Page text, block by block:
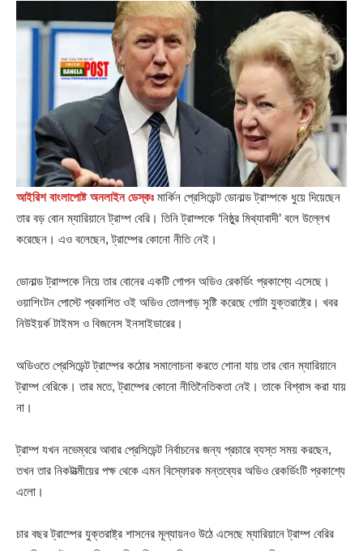
আইরিশ বাংলাপোষ্ট অনলাইন ডেস্কঃ মার্কিন প্রেসিডেন্ট ডোনাল্ড ট্রাম্পকে ধুয়ে দিয়েছেন
তার বড় বোন ম্যারিয়ানে ট্রাম্প বেরি। তিনি ট্রাম্পকে ‘নিষ্ঠুর মিথ্যাবাদী’ বলে উল্লেখ
করেছেন। এও বলেছেন, ট্রাম্পের কোনো নীতি নেই।
ডোনাল্ড ট্রাম্পকে নিয়ে তার বোনের একটি গোপন অডিও রেকর্ডিং প্রকাশ্যে এসেছে।
ওয়াশিংটন পোস্টে প্রকাশিত ওই অডিও তোলপাড় সৃষ্টি করেছে গোটা যুক্তরাষ্ট্রে। খবর
নিউইয়র্ক টাইমস ও বিজনেস ইনসাইডারের।
অডিওতে প্রেসিডেন্ট ট্রাম্পের কঠোর সমালোচনা করতে শোনা যায় তার বোন ম্যারিয়ানে
ট্রাম্প বেরিকে। তার মতে, ট্রাম্পের কোনো নীতিনৈতিকতা নেই। তাকে বিশ্বাস করা যায়
না।
ট্রাম্প যখন নভেম্বরে আবার প্রেসিডেন্ট নির্বাচনের জন্য প্রচারে ব্যস্ত সময় করছেন,
তখন তার নিকটাত্মীয়ের পক্ষ থেকে এমন বিস্ফোরক মন্তব্যের অডিও রেকর্ডিংটি প্রকাশ্যে
এলো।
চার বছর ট্রাম্পের যুক্তরাষ্ট্র শাসনের মূল্যায়নও উঠে এসেছে ম্যারিয়ানে ট্রাম্প বেরির